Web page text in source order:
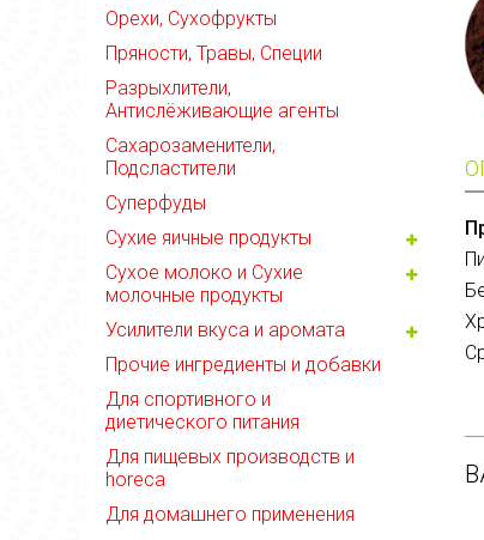
Орехи, Сухофрукты
Пряности, Травы, Специи
Разрыхлители,
Антислёживающие агенты
Сахарозаменители,
Подсластители
Суперфуды
Сухие яичные продукты
Сухое молоко и Сухие
молочные продукты
Усилители вкуса и аромата
Прочие ингредиенты и добавки
Для спортивного и
диетического питания
Для пищевых производств и
horeca
Для домашнего применения